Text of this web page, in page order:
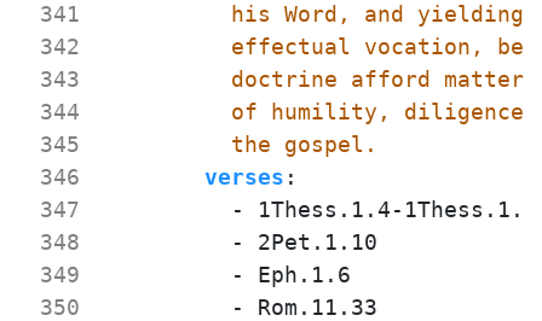
341
342
343
344
345
346
347
348
349
350
          the gospel.
verses :
- 1Thess.1.4-1Thess.1.5
- 2Pet.1.10
- Eph.1.6
- Rom.11.33